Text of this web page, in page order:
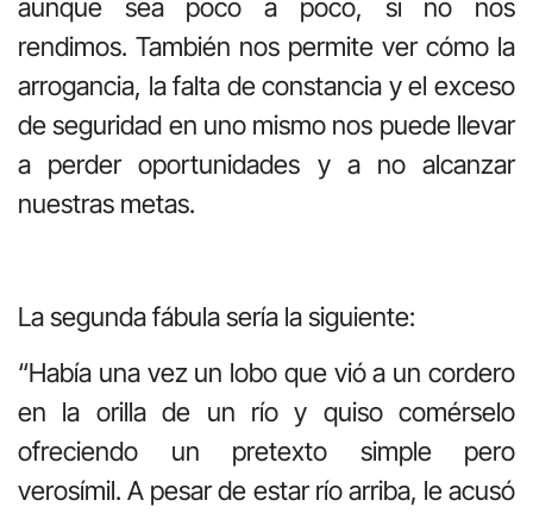
aunque sea poco a poco, si no nos
rendimos. También nos permite ver cómo la
arrogancia, la falta de constancia y el exceso
de seguridad en uno mismo nos puede llevar
a perder oportunidades y a no alcanzar
nuestras metas.
La segunda fábula sería la siguiente:
“Había una vez un lobo que vió a un cordero
en la orilla de un río y quiso comérselo
ofreciendo un pretexto simple pero
verosímil. A pesar de estar río arriba, le acusó